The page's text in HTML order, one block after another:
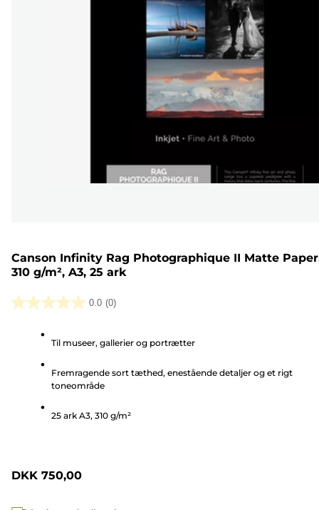
Canson Infinity Rag Photographique II Matte
310 g/m², A3, 25 ark
0.0 (0)
0.0
stjerner.
Til museer, gallerier og portrætter
Fremragende sort tæthed, enestående detaljer og et rigt
toneområde
25 ark A3, 310 g/m²
DKK 750,00